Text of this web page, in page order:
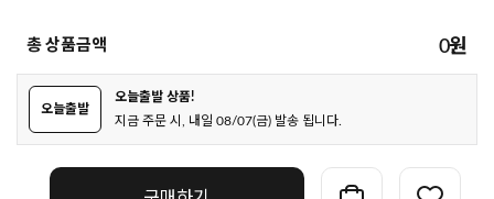
총 상품금액 0원
오늘출발
오늘출발 상품!
지금 주문 시, 내일 08/07(금) 발송 됩니다.